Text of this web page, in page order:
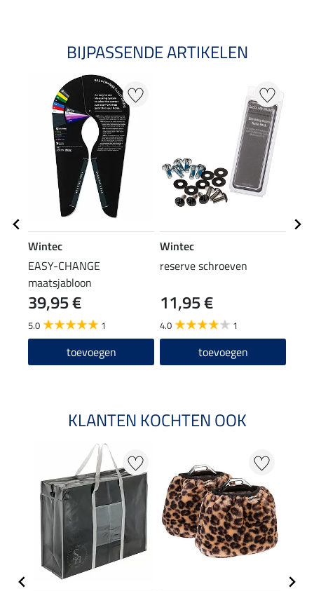
BIJPASSENDE ARTIKELEN
Wintec
EASY-CHANGE
maatsjabloon
39,95 €
5.0 1
toevoegen
Wintec
reserve schroeven
11,95 €
4.0 1
toevoegen
KLANTEN KOCHTEN OOK